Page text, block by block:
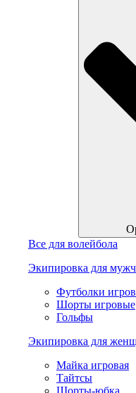
Все для волейбола
Экипировка для
Футболки
Шорты игровые
Гольфы
Экипировка для
Майка игровая
Тайтсы